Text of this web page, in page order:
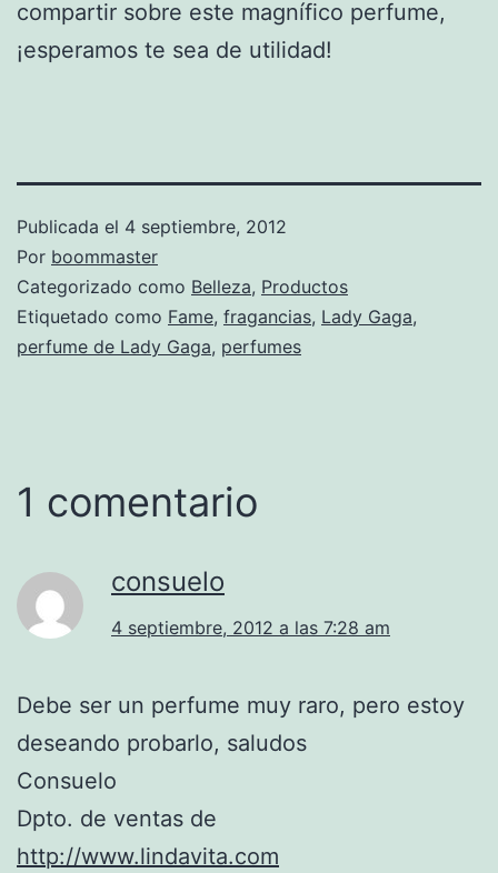
compartir sobre este magnífico perfume,
¡esperamos te sea de utilidad!
Publicada el 4 septiembre, 2012
Por boommaster
Categorizado como Belleza, Productos
Etiquetado como Fame, fragancias, Lady Gaga,
perfume de Lady Gaga, perfumes
1 comentario
consuelo
4 septiembre, 2012 a las 7:28 am
Debe ser un perfume muy raro, pero estoy
deseando probarlo, saludos
Consuelo
Dpto. de ventas de
http://www.lindavita.com